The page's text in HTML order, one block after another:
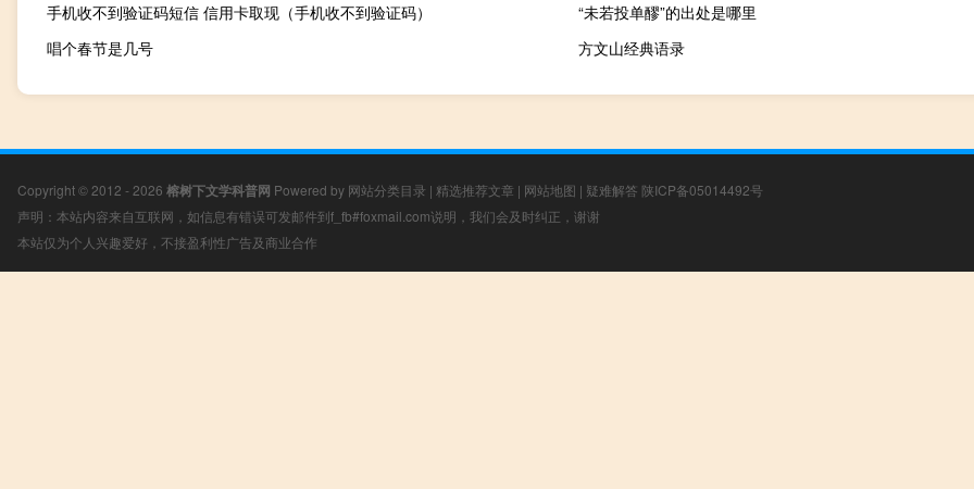
手机收不到验证码短信 信用卡取现（手机收不到验证码）
“未若投单醪”的出处是哪里
唱个春节是几号
方文山经典语录
Copyright © 2012 - 2026 榕树下文学科普网 Powered by 网站分类目录 | 精选推荐文章 | 网站地图 | 疑难解答 陕ICP备05014492号
声明：本站内容来自互联网，如信息有错误可发邮件到f_fb#foxmail.com说明，我们会及时纠正，谢谢
本站仅为个人兴趣爱好，不接盈利性广告及商业合作